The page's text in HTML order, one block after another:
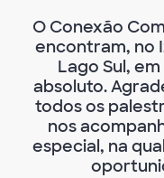
O Conexão
encontram, no
Lago Sul,
absoluto.
todos os
nos
especial, na